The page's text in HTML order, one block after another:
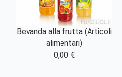
Bevanda alla frutta (Articoli
alimentari)
0,00 €